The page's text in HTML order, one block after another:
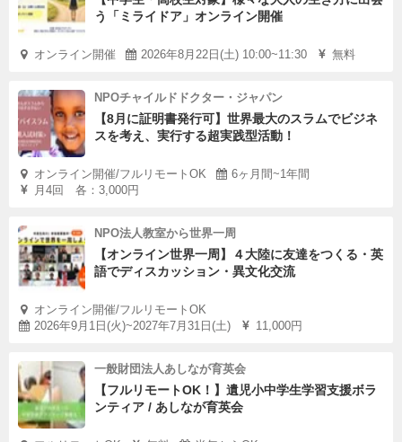
う「ミライドア」オンライン開催
オンライン開催 2026年8月22日(土) 10:00~11:30 無料
NPOチャイルドドクター・ジャパン
【8月に証明書発行可】世界最大のスラムでビジネ
スを考え、実行する超実践型活動！
オンライン開催/フルリモートOK
6ヶ月間~1年間
月4回 各：3,000円
NPO法人教室から世界一周
【オンライン世界一周】４大陸に友達をつくる・英
語でディスカッション・異文化交流
オンライン開催/フルリモートOK
2026年9月1日(火)~2027年7月31日(土)
11,000円
一般財団法人あしなが育英会
【フルリモートOK！】遺児小中学生学習支援ボラ
ンティア / あしなが育英会